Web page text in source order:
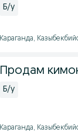
Б/у
Караганда,
Продам
Б/у
Караганда,